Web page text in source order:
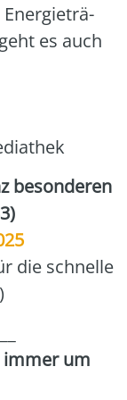
Ener­gie­trä­
es auch
beson­de­ren
die schnel­le
immer um